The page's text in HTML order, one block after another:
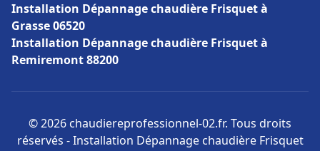
Installation Dépannage chaudière Frisquet à
Grasse 06520
Installation Dépannage chaudière Frisquet à
Remiremont 88200
© 2026 chaudiereprofessionnel-02.fr. Tous droits
réservés - Installation Dépannage chaudière Frisquet